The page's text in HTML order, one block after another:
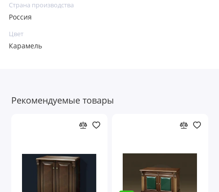
Страна производства
Россия
Цвет
Карамель
Рекомендуемые товары